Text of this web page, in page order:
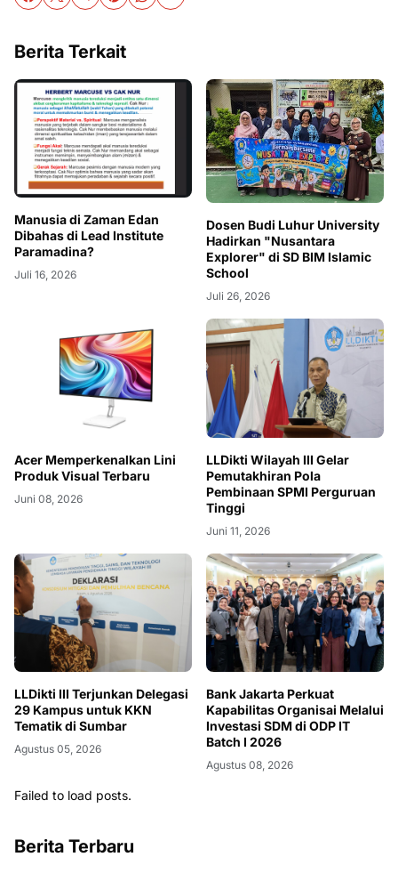
Berita Terkait
Manusia di Zaman Edan
Dibahas di Lead Institute
Paramadina?
Juli 16, 2026
Dosen Budi Luhur University
Hadirkan "Nusantara
Explorer" di SD BIM Islamic
School
Juli 26, 2026
Acer Memperkenalkan Lini
Produk Visual Terbaru
Juni 08, 2026
LLDikti Wilayah III Gelar
Pemutakhiran Pola
Pembinaan SPMI Perguruan
Tinggi
Juni 11, 2026
LLDikti III Terjunkan Delegasi
29 Kampus untuk KKN
Tematik di Sumbar
Agustus 05, 2026
Bank Jakarta Perkuat
Kapabilitas Organisai Melalui
Investasi SDM di ODP IT
Batch I 2026
Agustus 08, 2026
Failed to load posts.
Berita Terbaru